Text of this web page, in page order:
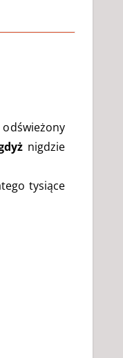
odświeżony
nigdzie
tysiące